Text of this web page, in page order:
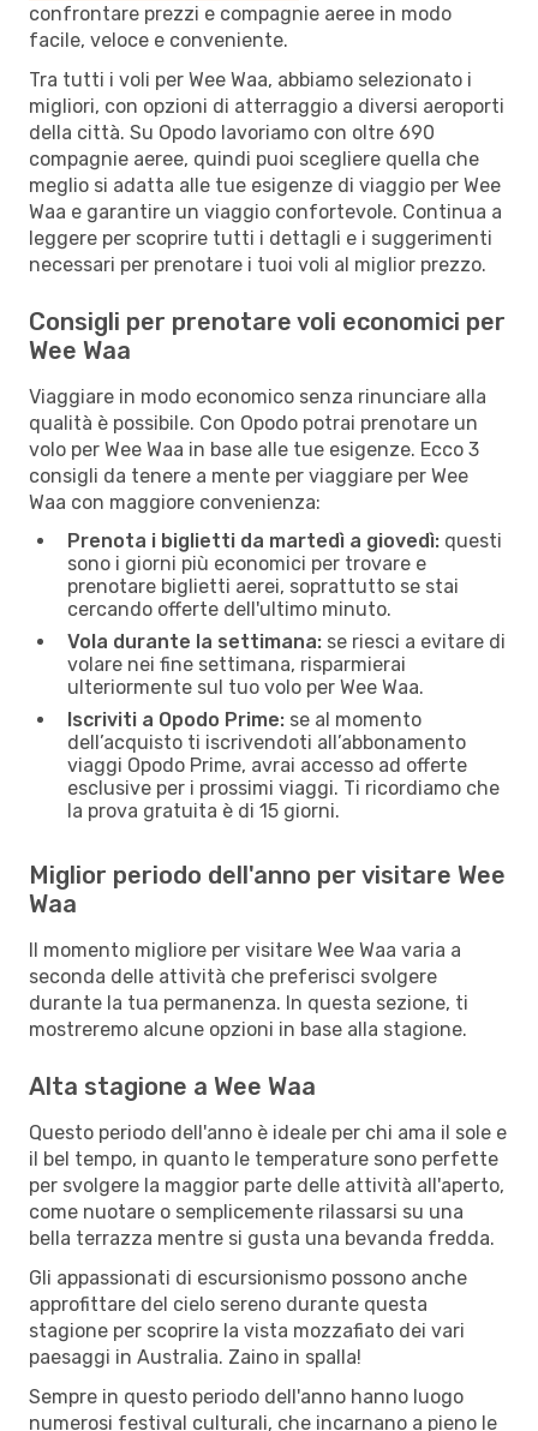
confrontare prezzi e compagnie aeree in modo
facile, veloce e conveniente.
Tra tutti i voli per Wee Waa, abbiamo selezionato i
migliori, con opzioni di atterraggio a diversi aeroporti
della città. Su Opodo lavoriamo con oltre 690
compagnie aeree, quindi puoi scegliere quella che
meglio si adatta alle tue esigenze di viaggio per Wee
Waa e garantire un viaggio confortevole. Continua a
leggere per scoprire tutti i dettagli e i suggerimenti
necessari per prenotare i tuoi voli al miglior prezzo.
Consigli per prenotare voli economici per
Wee Waa
Viaggiare in modo economico senza rinunciare alla
qualità è possibile. Con Opodo potrai prenotare un
volo per Wee Waa in base alle tue esigenze. Ecco 3
consigli da tenere a mente per viaggiare per Wee
Waa con maggiore convenienza:
Prenota i biglietti da martedì a giovedì: questi
sono i giorni più economici per trovare e
prenotare biglietti aerei, soprattutto se stai
cercando offerte dell'ultimo minuto.
Vola durante la settimana: se riesci a evitare di
volare nei fine settimana, risparmierai
ulteriormente sul tuo volo per Wee Waa.
Iscriviti a Opodo Prime: se al momento
dell’acquisto ti iscrivendoti all’abbonamento
viaggi Opodo Prime, avrai accesso ad offerte
esclusive per i prossimi viaggi. Ti ricordiamo che
la prova gratuita è di 15 giorni.
Miglior periodo dell'anno per visitare Wee
Waa
Il momento migliore per visitare Wee Waa varia a
seconda delle attività che preferisci svolgere
durante la tua permanenza. In questa sezione, ti
mostreremo alcune opzioni in base alla stagione.
Alta stagione a Wee Waa
Questo periodo dell'anno è ideale per chi ama il sole e
il bel tempo, in quanto le temperature sono perfette
per svolgere la maggior parte delle attività all'aperto,
come nuotare o semplicemente rilassarsi su una
bella terrazza mentre si gusta una bevanda fredda.
Gli appassionati di escursionismo possono anche
approfittare del cielo sereno durante questa
stagione per scoprire la vista mozzafiato dei vari
paesaggi in Australia. Zaino in spalla!
Sempre in questo periodo dell'anno hanno luogo
numerosi festival culturali, che incarnano a pieno le